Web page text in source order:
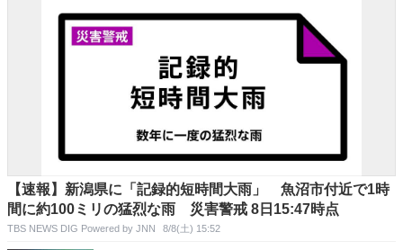
【速報】新潟県に「記録的短時間大雨」 魚沼市付近で1時
間に約100ミリの猛烈な雨 災害警戒 8日15:47時点
TBS NEWS DIG Powered by JNN 8/8(土) 15:52